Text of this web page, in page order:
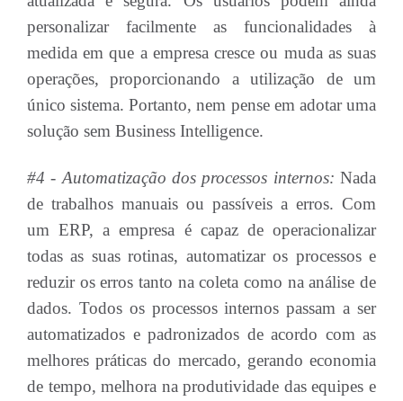
personalizar facilmente as funcionalidades à
medida em que a empresa cresce ou muda as suas
operações, proporcionando a utilização de um
único sistema. Portanto, nem pense em adotar uma
solução sem Business Intelligence.
#4 - Automatização dos processos internos: Nada
de trabalhos manuais ou passíveis a erros. Com
um ERP, a empresa é capaz de operacionalizar
todas as suas rotinas, automatizar os processos e
reduzir os erros tanto na coleta como na análise de
dados. Todos os processos internos passam a ser
automatizados e padronizados de acordo com as
melhores práticas do mercado, gerando economia
de tempo, melhora na produtividade das equipes e